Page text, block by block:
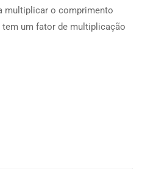
multiplicar o comprimento
um fator de multiplicação